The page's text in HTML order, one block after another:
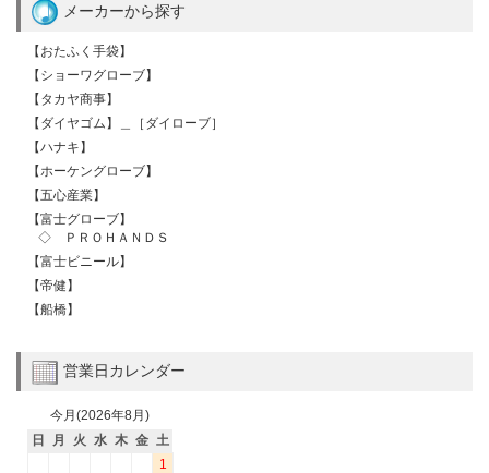
メーカーから探す
【おたふく手袋】
【ショーワグローブ】
【タカヤ商事】
【ダイヤゴム】＿［ダイローブ］
【ハナキ】
【ホーケングローブ】
【五心産業】
【富士グローブ】
◇ ＰＲＯＨＡＮＤＳ
【富士ビニール】
【帝健】
【船橋】
営業日カレンダー
今月(2026年8月)
日
月 火 水 木 金 土
1